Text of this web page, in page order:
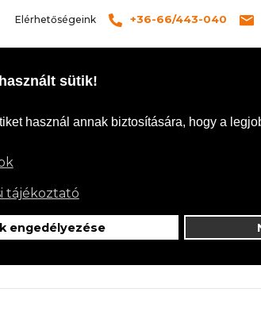
Elérhetőségeink +36-66/443-040